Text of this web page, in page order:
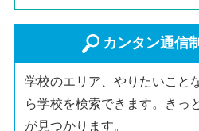
カンタン通信
学校のエリア、やりたいこと
ら学校を検索できます。きっ
が見つかります。